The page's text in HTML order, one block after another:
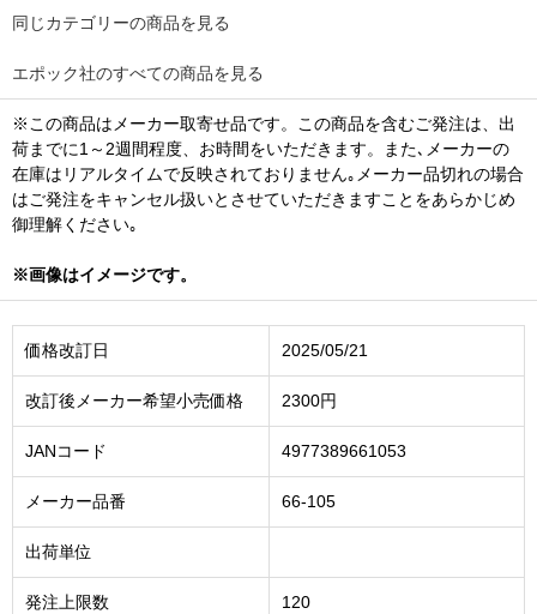
同じカテゴリーの商品を見る
エポック社のすべての商品を見る
※この商品はメーカー取寄せ品です。この商品を含むご発注は、出
荷までに1～2週間程度、お時間をいただきます。また､メーカーの
在庫はリアルタイムで反映されておりません｡メーカー品切れの場合
はご発注をキャンセル扱いとさせていただきますことをあらかじめ
御理解ください｡
※画像はイメージです。
価格改訂日 2025/05/21
改訂後メーカー希望小売価格 2300円
JANコード 4977389661053
メーカー品番 66-105
出荷単位
発注上限数 120